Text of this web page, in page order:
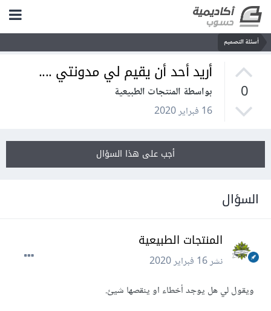
أسئلة التصميم
0
أريد أحد أن يقيم لي مدونتي ....
بواسطة المنتجات الطبيعية
16 فبراير 2020
أجب على هذا السؤال
السؤال
المنتجات الطبيعية
نشر16 فبراير 2020
ويقول لي هل يوجد أخطاء او ينقصها شيئ.